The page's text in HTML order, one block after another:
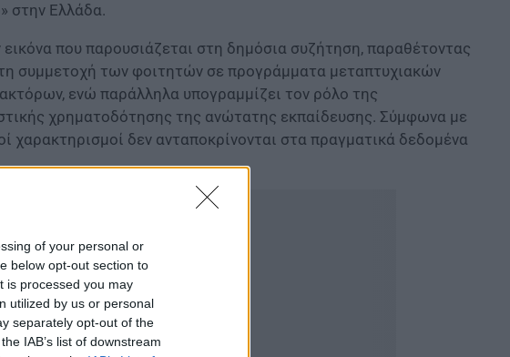
of your personal or
below opt-out section to
is processed you may
utilized by us or personal
separately opt-out of the
IAB’s list of downstream
στην Ελλάδα.
που παρουσιάζεται στη δημόσια συζήτηση, παραθέτοντας
συμμετοχή των φοιτητών σε προγράμματα μεταπτυχιακών
ενώ παράλληλα υπογραμμίζει τον ρόλο της
χρηματοδότησης της ανώτατης εκπαίδευσης. Σύμφωνα με
χαρακτηρισμοί δεν ανταποκρίνονται στα πραγματικά δεδομένα